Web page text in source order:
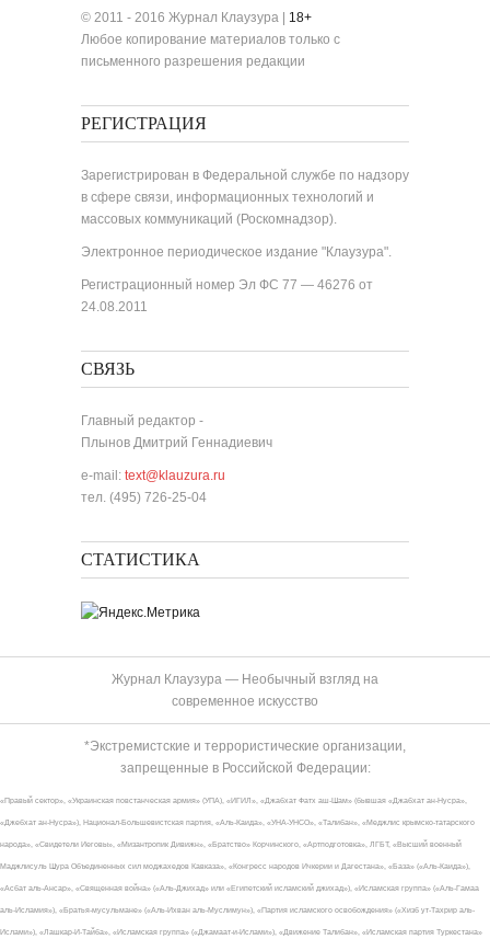
© 2011 - 2016 Журнал Клаузура | 18+
Любое копирование материалов только с
письменного разрешения редакции
РЕГИСТРАЦИЯ
Зарегистрирован в Федеральной службе по надзору
в сфере связи, информационных технологий и
массовых коммуникаций (Роскомнадзор).
Электронное периодическое издание "Клаузура".
Регистрационный номер Эл ФС 77 — 46276 от
24.08.2011
СВЯЗЬ
Главный редактор -
Плынов Дмитрий Геннадиевич
e-mail: text@klauzura.ru
тел. (495) 726-25-04
СТАТИСТИКА
Журнал Клаузура — Необычный взгляд на
современное искусство
*Экстремистские и террористические организации,
запрещенные в Российской Федерации:
«Правый сектор», «Украинская повстанческая армия» (УПА), «ИГИЛ», «Джабхат Фатх аш-Шам» (бывшая «Джабхат ан-Нусра»,
«Джебхат ан-Нусра»), Национал-Большевистская партия, «Аль-Каида», «УНА-УНСО», «Талибан», «Меджлис крымско-татарского
народа», «Свидетели Иеговы», «Мизантропик Дивижн», «Братство» Корчинского, «Артподготовка», ЛГБТ, «Высший военный
Маджлисуль Шура Объединенных сил моджахедов Кавказа», «Конгресс народов Ичкерии и Дагестана», «База» («Аль-Каида»),
«Асбат аль-Ансар», «Священная война» («Аль-Джихад» или «Египетский исламский джихад»), «Исламская группа» («Аль-Гамаа
аль-Исламия»), «Братья-мусульмане» («Аль-Ихван аль-Муслимун»), «Партия исламского освобождения» («Хизб ут-Тахрир аль-
Ислами»), «Лашкар-И-Тайба», «Исламская группа» («Джамаат-и-Ислами»), «Движение Талибан», «Исламская партия Туркестана»